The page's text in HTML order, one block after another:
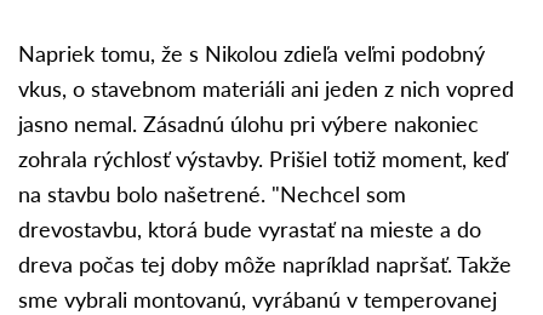
Napriek tomu, že s Nikolou zdieľa veľmi podobný
vkus, o stavebnom materiáli ani jeden z nich vopred
jasno nemal. Zásadnú úlohu pri výbere nakoniec
zohrala rýchlosť výstavby. Prišiel totiž moment, keď
na stavbu bolo našetrené. "Nechcel som
drevostavbu, ktorá bude vyrastať na mieste a do
dreva počas tej doby môže napríklad napršať. Takže
sme vybrali montovanú, vyrábanú v temperovanej